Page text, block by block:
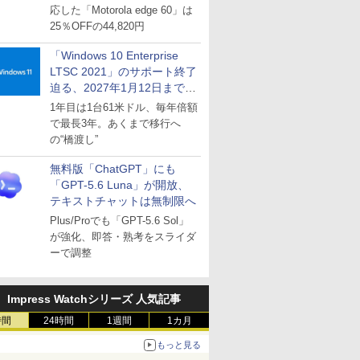
応した「Motorola edge 60」は
25％OFFの44,820円
「Windows 10 Enterprise
LTSC 2021」のサポート終了
迫る、2027年1月12日まで
～ESUは9月1日から販売
1年目は1台61米ドル、毎年倍額
で最長3年。あくまで移行へ
の“橋渡し”
無料版「ChatGPT」にも
「GPT-5.6 Luna」が開放、
テキストチャットは無制限へ
Plus/Proでも「GPT-5.6 Sol」
が強化、即答・熟考をスライダ
ーで調整
Impress Watchシリーズ 人気記事
24時間 1週間 1カ月
もっと見る